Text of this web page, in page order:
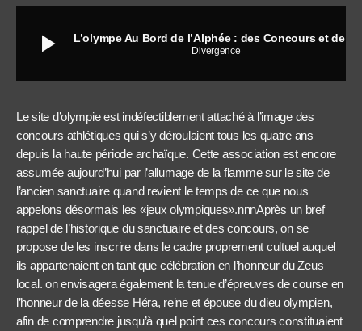
play_arrow L’olympe Au Bord de l’Alphée : des Concours et des dieux à Olympie.
Divergence
Le site d’olympie est indéfectiblement attaché à l’image des
concours athlétiques qui s’y déroulaient tous les quatre ans
depuis la haute période archaïque. Cette association est encore
assumée aujourd’hui par l’allumage de la flamme sur le site de
l’ancien sanctuaire quand revient le temps de ce que nous
appelons désormais les «jeux olympiques».nnnAprès un bref
rappel de l’historique du sanctuaire et des concours, on se
propose de les inscrire dans le cadre proprement cultuel auquel
ils appartenaient en tant que célébration en l’honneur du Zeus
local. on envisagera également la tenue d’épreuves de course en
l’honneur de la déesse Héra, reine et épouse du dieu olympien,
afin de comprendre jusqu’à quel point ces concours constituaient